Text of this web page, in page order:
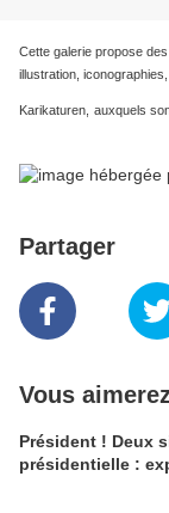
Cette galerie propose
illustration,
Karikaturen, auxquels
Partager
Vous
Président ! Deux
présidentielle :